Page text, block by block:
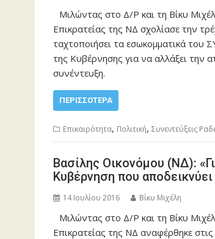
Μιλώντας στο Δ/Ρ και τη Βίκυ
Επικρατείας της ΝΔ σχολίασε την
ταχτοποιήσει τα εσωκομματικά του
της Κυβέρνησης για να αλλάξει την
συνέντευξη.
ΠΕΡΙΣΣΌΤΕΡΑ
Επικαιρότητα, Πολιτική, Συνεντεύξεις
Βασίλης Οικονόμου (ΝΔ):
Κυβέρνηση που
14 Ιουλίου 2016 Βίκυ Μιχέλη
Μιλώντας στο Δ/Ρ και τη Βίκυ
Επικρατείας της ΝΔ αναφέρθηκε